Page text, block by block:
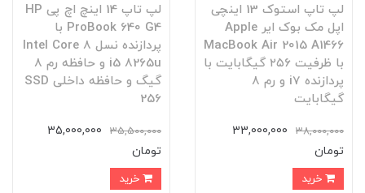
لپ تاپ استوک 13 اینچی
اپل مک بوک ایر Apple
MacBook Air 2015 A1466
با ظرفیت ۲۵۶ گیگابایت با
پردازنده i7 و رم ۸
گیگابایت
38,000,000
33,000,000
تومان
لپ تاپ 14 اینچ اچ پی HP
ProBook 640 G4 با
پردازنده نسل 8 Intel Core
i5 8265u و حافظه رم 8
گیگ و حافظه داخلی SSD
256
35,500,000
35,000,000
تومان